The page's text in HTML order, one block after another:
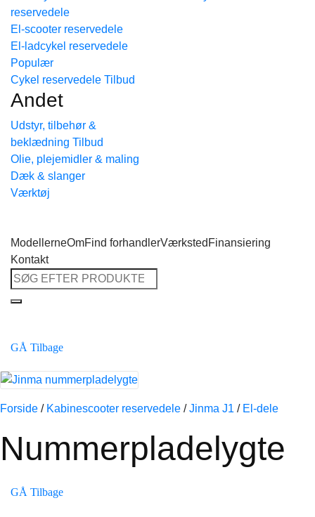
reservedele
El-scooter reservedele
El-ladcykel reservedele
Cykel reservedele
Andet
Udstyr, tilbehør &
beklædning
Olie, plejemidler & maling
Dæk & slanger
Værktøj
ModellerneOmFind forhandlerVærksted Finansiering
Kontakt
Søg
efter:
GÅ Tilbage
Forside / Kabinescooter reservedele / Jinma J1 / El-dele
Nummerpladelygte
GÅ Tilbage